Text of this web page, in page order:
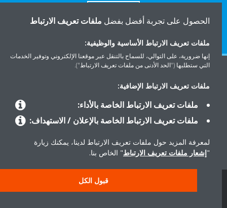
حول دايكن
إشعار قانوني إشعار ملف تعريف الارتباط
سياسة خصوصية البيانات
الحصول على تجربة أفضل بفضل ملفات تعريف الارتباط
ملفات تعريف الارتباط الأساسية والوظيفية:
إنها ضرورية، على التوالي، للسماح بالتنقل عبر موقعنا الإلكتروني وتوفير الخدمات
التي ستطلبها ("الحد الأدنى من ملفات تعريف الارتباط").
ملفات تعريف الارتباط الإضافية:
ملفات تعريف الارتباط الخاصة بالأداء:
ملفات تعريف الارتباط الخاصة بالإعلان / الاستهداف:
لمعرفة المزيد حول ملفات تعريف الارتباط لدينا، يمكنك زيارة
إشعار ملفات تعريف الارتباط" الخاص بنا.
قبول الكل